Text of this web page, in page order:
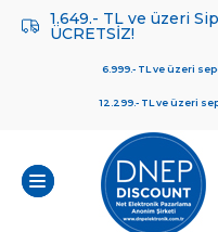
1.649.- TL ve üzeri
ÜCRETSİZ!
6.999.- TL ve üzeri
12.299.- TL ve üzeri